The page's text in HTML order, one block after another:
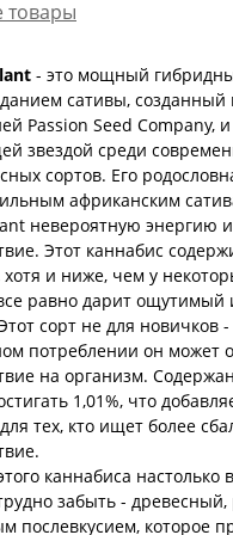
товары
- это мощный
сативы, созданный
Passion Seed Company, и
звездой среди
сортов. Его
африканским
невероятную энергию
Этот каннабис
хотя и ниже, чем у
равно дарит ощутимый
сорт не для новичков
потреблении он может
на организм.
1,01%, что
тех, кто ищет более
каннабиса
забыть - древесный,
послевкусием, которое